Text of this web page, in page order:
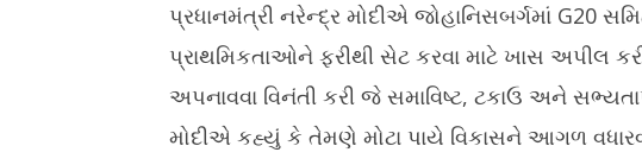
NOW VIEWING
G20 સમિટના પહેલા સત્રમાં PM મોદીએ
ત્રણ મુખ્ય પ્રસ્તાવો મુક્યા, ડ્રગ ટેરર
નેક્સસ સામેના યુદ્ધથી લઈને વૈશ્વિક
આરોગ્ય ટીમ બનાવવા પર વાત કરી
કચરામાંથી કંચન: કેન્દ્ર
23,731 કરોડની ગોબરધન
November
પ્રધાનમંત્રી નરેન્દ્ર મોદીએ જોહાનિસબર્ગમાં G20
પ્રાથમિકતાઓને ફરીથી સેટ કરવા માટે ખાસ અપીલ
અપનાવવા વિનંતી કરી જે સમાવિષ્ટ, ટકાઉ અને
મોદીએ કહ્યું કે તેમણે મોટા પાયે વિકાસને આગળ